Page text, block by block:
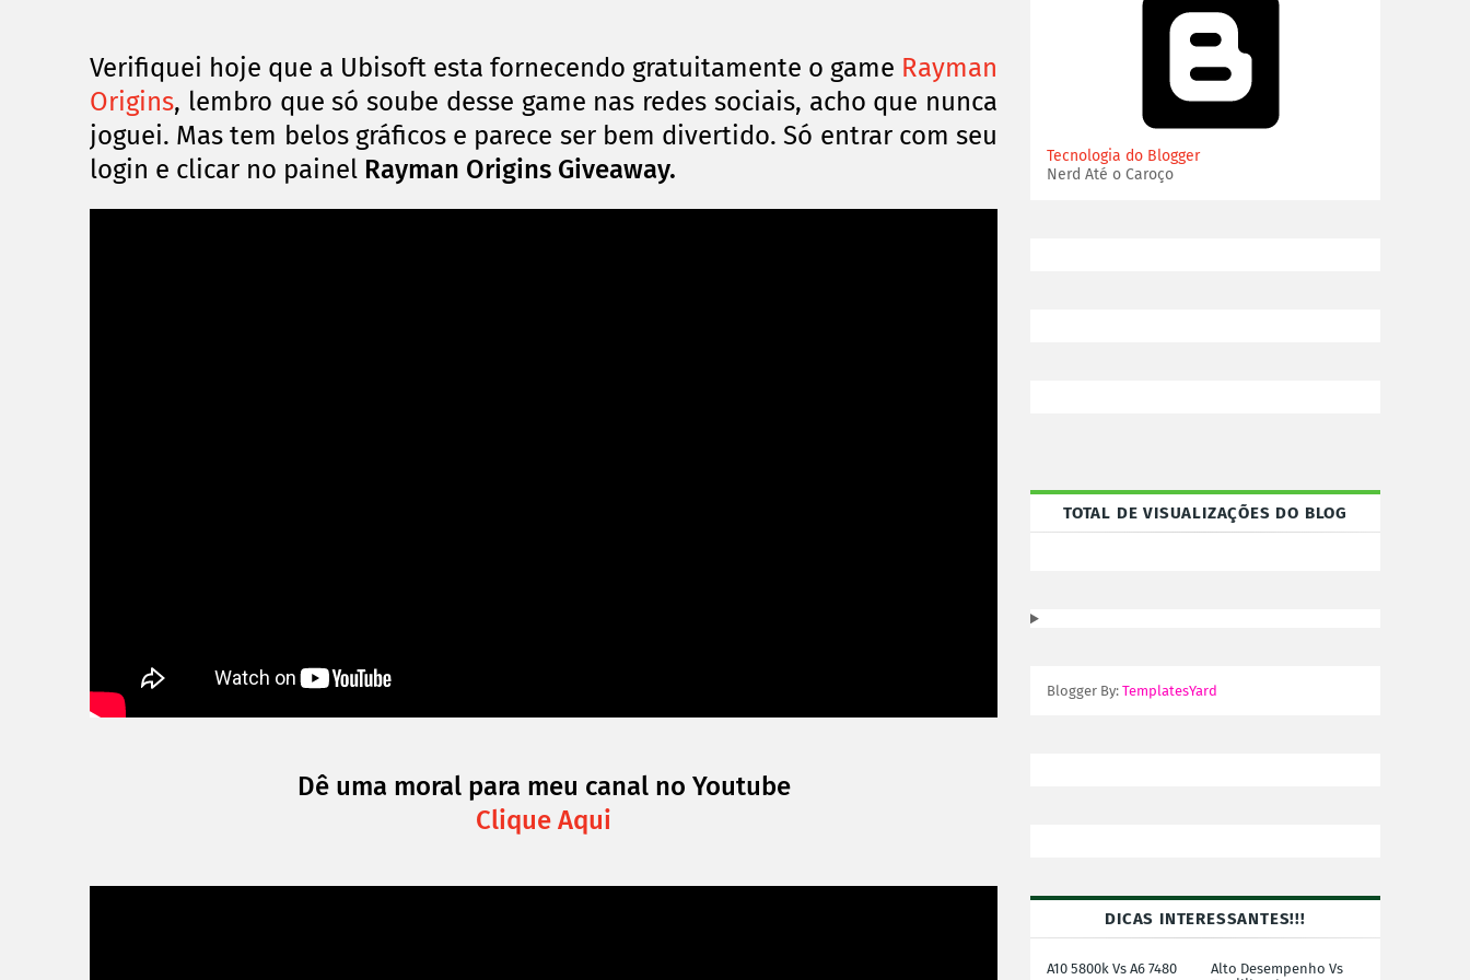
Verifiquei hoje que a Ubisoft esta fornecendo gratuitamente o game Rayman
Origins, lembro que só soube desse game nas redes sociais, acho que nunca
joguei. Mas tem belos gráficose parece ser bem divertido. Só entrar com seu
login e clicar no painel Rayman Origins Giveaway.
Dê uma moral para meu canal no Youtube
Clique Aqui
Tecnologia do Blogger
Nerd Até o Caroço
TOTAL DE VISUALIZAÇÕES DO BLOG
Blogger By: TemplatesYard
DICAS INTERESSANTES!!!
A10 5800k Vs A6 7480
Alto Desempenho Vs